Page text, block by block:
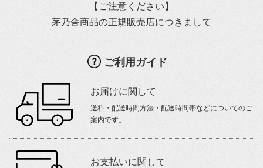
【ご注意ください】
茅乃舎商品の正規販売店につきまして
ご利用ガイド
お届けに関して
送料・配送時間方法・配送時間帯などについてのご
案内です。
お支払いに関して